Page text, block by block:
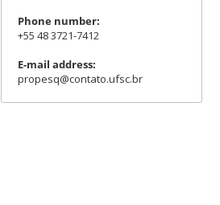
Phone number:
+55 48 3721-7412
E-mail address:
propesq@contato.ufsc.br